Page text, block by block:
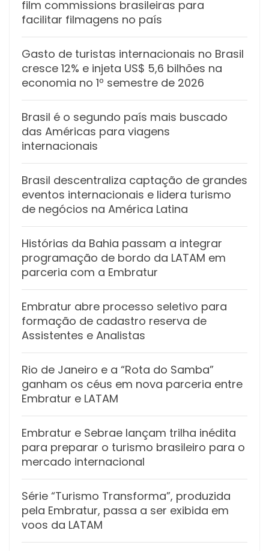
film commissions brasileiras para
facilitar filmagens no país
Gasto de turistas internacionais no Brasil
cresce 12% e injeta US$ 5,6 bilhões na
economia no 1º semestre de 2026
Brasil é o segundo país mais buscado
das Américas para viagens
internacionais
Brasil descentraliza captação de grandes
eventos internacionais e lidera turismo
de negócios na América Latina
Histórias da Bahia passam a integrar
programação de bordo da LATAM em
parceria com a Embratur
Embratur abre processo seletivo para
formação de cadastro reserva de
Assistentes e Analistas
Rio de Janeiro e a “Rota do Samba”
ganham os céus em nova parceria entre
Embratur e LATAM
Embratur e Sebrae lançam trilha inédita
para preparar o turismo brasileiro para o
mercado internacional
Série “Turismo Transforma”, produzida
pela Embratur, passa a ser exibida em
voos da LATAM